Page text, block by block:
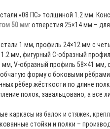
«08 ПС» толщиной 1.2 мм.
50 мм: отверстия 25×14 мм –
1 мм, профиль 24×12 мм с
мм, фигурный С-образный
V-образный профиль 58×41 мм,
форму с боковыми
рёбер жёсткости по длине
полок, завальцовано, а все
каркасы из балок и стяжек,
стойки и полки –